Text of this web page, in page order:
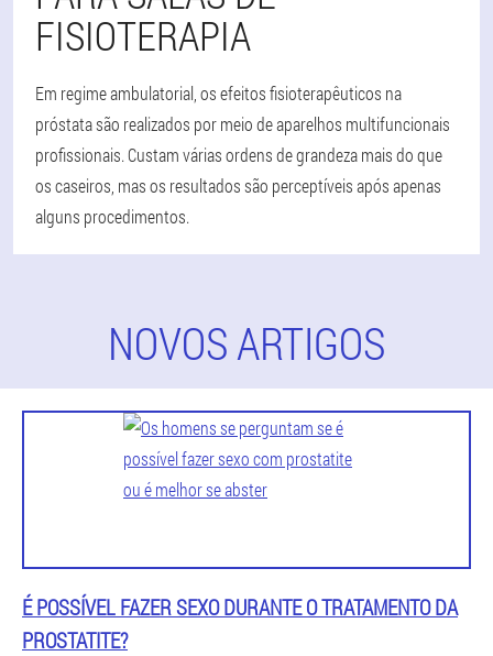
FISIOTERAPIA
Em regime ambulatorial, os efeitos fisioterapêuticos na
próstata são realizados por meio de aparelhos multifuncionais
profissionais. Custam várias ordens de grandeza mais do que
os caseiros, mas os resultados são perceptíveis após apenas
alguns procedimentos.
NOVOS ARTIGOS
É POSSÍVEL FAZER SEXO DURANTE O TRATAMENTO DA
PROSTATITE?